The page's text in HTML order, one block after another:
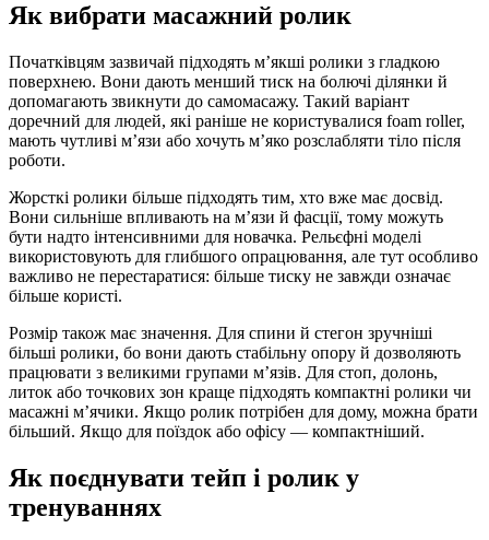
Як вибрати масажний ролик
Початківцям зазвичай підходять м’якші ролики з гладкою
поверхнею. Вони дають менший тиск на болючі ділянки й
допомагають звикнути до самомасажу. Такий варіант
доречний для людей, які раніше не користувалися foam roller,
мають чутливі м’язи або хочуть м’яко розслабляти тіло після
роботи.
Жорсткі ролики більше підходять тим, хто вже має досвід.
Вони сильніше впливають на м’язи й фасції, тому можуть
бути надто інтенсивними для новачка. Рельєфні моделі
використовують для глибшого опрацювання, але тут особливо
важливо не перестаратися: більше тиску не завжди означає
більше користі.
Розмір також має значення. Для спини й стегон зручніші
більші ролики, бо вони дають стабільну опору й дозволяють
працювати з великими групами м’язів. Для стоп, долонь,
литок або точкових зон краще підходять компактні ролики чи
масажні м’ячики. Якщо ролик потрібен для дому, можна брати
більший. Якщо для поїздок або офісу — компактніший.
Як поєднувати тейп і ролик у
тренуваннях